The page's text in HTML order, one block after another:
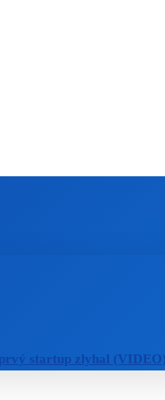
startup zlyhal (VIDEO)